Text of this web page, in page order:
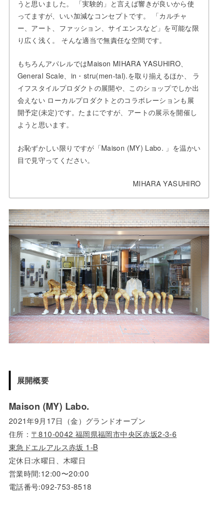
うと思いました。 「実験的」と言えば響きが良いから使
ってますが、いい加減なコンセプトです。 「カルチャ
ー、アート、ファッション、サイエンスなど」を可能な限
り広く浅く。 そんな適当で無責任な空間です。
もちろんアパレルではMaison MIHARA YASUHIRO、
General Scale、in・stru(men-tal).を取り揃えるほか、 ラ
イフスタイルプロダクトの展開や、このショップでしか出
会えない ローカルプロダクトとのコラボレーションも展
開予定(未定)です。たまにですが、アートの展示を開催し
ようと思います。
お恥ずかしい限りですが「Maison (MY) Labo. 」を温かい
目で見守ってください。
MIHARA YASUHIRO
展開概要
Maison (MY) Labo.
2021年9月17日（金）グランドオープン
住所： 〒810-0042 福岡県福岡市中央区赤坂2-3-6
東急ドエルアルス赤坂 1-B
定休日:水曜日、木曜日
営業時間:12:00〜20:00
電話番号:092-753-8518